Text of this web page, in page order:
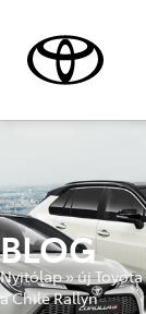
BLOG
Nyitólap»új
a Chile Rallyn